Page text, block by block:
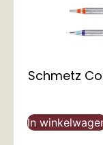
Schmetz
In